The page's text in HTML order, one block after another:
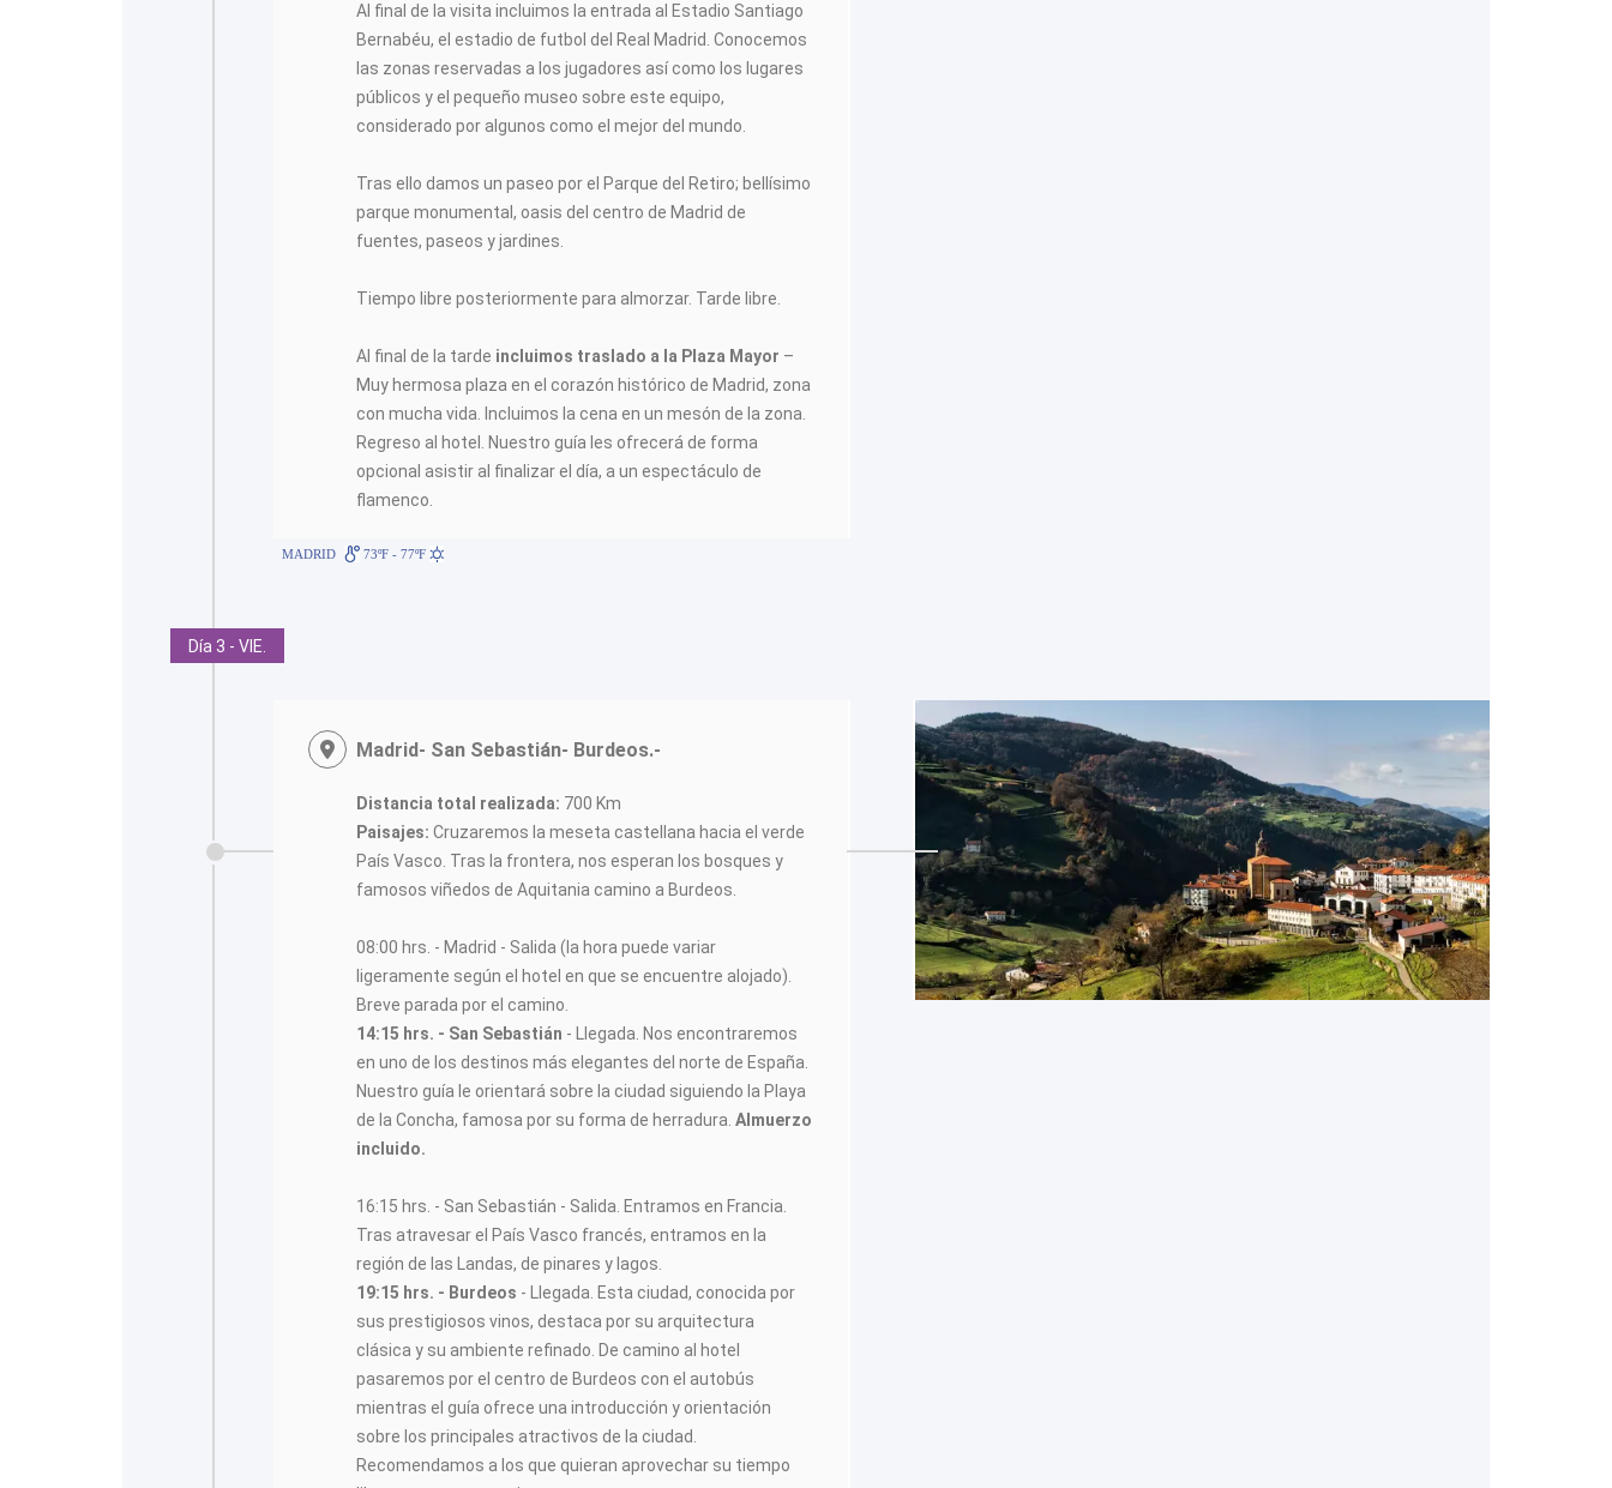
Al final de la visita incluimos la entrada al Estadio Santiago
Bernabéu, el estadio de futbol del Real Madrid. Conocemos
las zonas reservadas a los jugadores así como los lugares
públicos y el pequeño museo sobre este equipo,
considerado por algunos como el mejor del mundo.
Tras ello damos un paseo por el Parque del Retiro; bellísimo
parque monumental, oasis del centro de Madrid de
fuentes, paseos y jardines.
Tiempo libre posteriormente para almorzar. Tarde libre.
Al final de la tarde incluimos traslado a la Plaza Mayor –
Muy hermosa plaza en el corazón histórico de Madrid, zona
con mucha vida. Incluimos la cena en un mesón de la zona.
Regreso al hotel. Nuestro guía les ofrecerá de forma
opcional asistir al finalizar el día, a un espectáculo de
flamenco.
MADRID 73ºF - 77ºF
Día 3 - VIE.
Madrid- San Sebastián- Burdeos.-
Distancia total realizada: 700 Km
Paisajes: Cruzaremos la meseta castellana hacia el verde
País Vasco. Tras la frontera, nos esperan los bosques y
famosos viñedos de Aquitania camino a Burdeos.
08:00 hrs. - Madrid - Salida (la hora puede variar
ligeramente según el hotel en que se encuentre alojado).
Breve parada por el camino.
14:15 hrs. - San Sebastián - Llegada. Nos encontraremos
en uno de los destinos más elegantes del norte de España.
Nuestro guía le orientará sobre la ciudad siguiendo la Playa
de la Concha, famosa por su forma de herradura. Almuerzo
incluido.
16:15 hrs. - San Sebastián - Salida. Entramos en Francia.
Tras atravesar el País Vasco francés, entramos en la
región de las Landas, de pinares y lagos.
19:15 hrs. - Burdeos - Llegada. Esta ciudad, conocida por
sus prestigiosos vinos, destaca por su arquitectura
clásica y su ambiente refinado. De camino al hotel
pasaremos por el centro de Burdeos con el autobús
mientras el guía ofrece una introducción y orientación
sobre los principales atractivos de la ciudad.
Recomendamos a los que quieran aprovechar su tiempo